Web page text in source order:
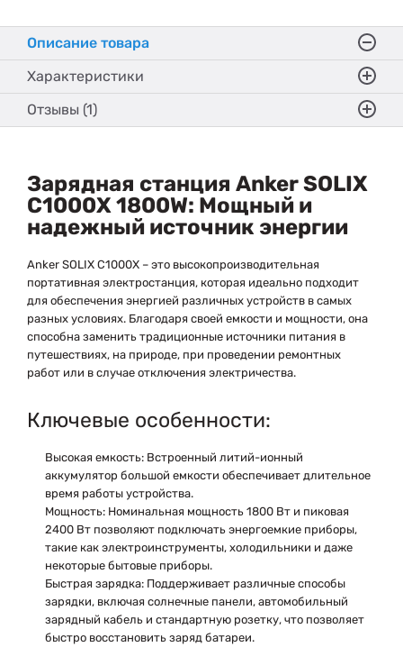
Описание товара
Характеристики
Отзывы (1)
Зарядная станция Anker SOLIX
C1000X 1800W: Мощный и
надежный источник энергии
Anker SOLIX C1000X – это высокопроизводительная
портативная электростанция, которая идеально подходит
для обеспечения энергией различных устройств в самых
разных условиях. Благодаря своей емкости и мощности, она
способна заменить традиционные источники питания в
путешествиях, на природе, при проведении ремонтных
работ или в случае отключения электричества.
Ключевые особенности:
Высокая емкость: Встроенный литий-ионный
аккумулятор большой емкости обеспечивает длительное
время работы устройства.
Мощность: Номинальная мощность 1800 Вт и пиковая
2400 Вт позволяют подключать энергоемкие приборы,
такие как электроинструменты, холодильники и даже
некоторые бытовые приборы.
Быстрая зарядка: Поддерживает различные способы
зарядки, включая солнечные панели, автомобильный
зарядный кабель и стандартную розетку, что позволяет
быстро восстановить заряд батареи.